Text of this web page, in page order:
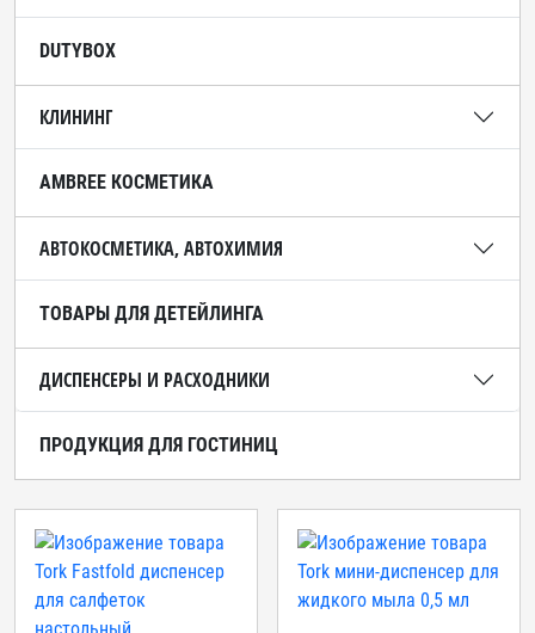
DUTYBOX
КЛИНИНГ
AMBREE КОСМЕТИКА
АВТОКОСМЕТИКА, АВТОХИМИЯ
ТОВАРЫ ДЛЯ ДЕТЕЙЛИНГА
ДИСПЕНСЕРЫ И РАСХОДНИКИ
ПРОДУКЦИЯ ДЛЯ ГОСТИНИЦ